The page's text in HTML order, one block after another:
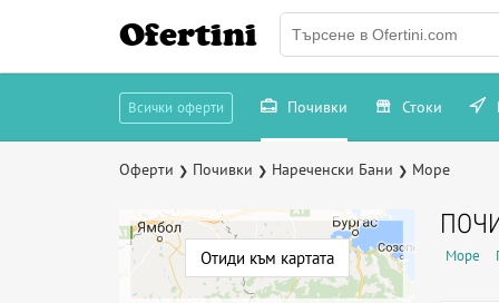
Ofertini
Всички оферти Почивки Стоки
Оферти ❯ Почивки ❯ Нареченски Бани ❯ Море
Отиди към картата Море